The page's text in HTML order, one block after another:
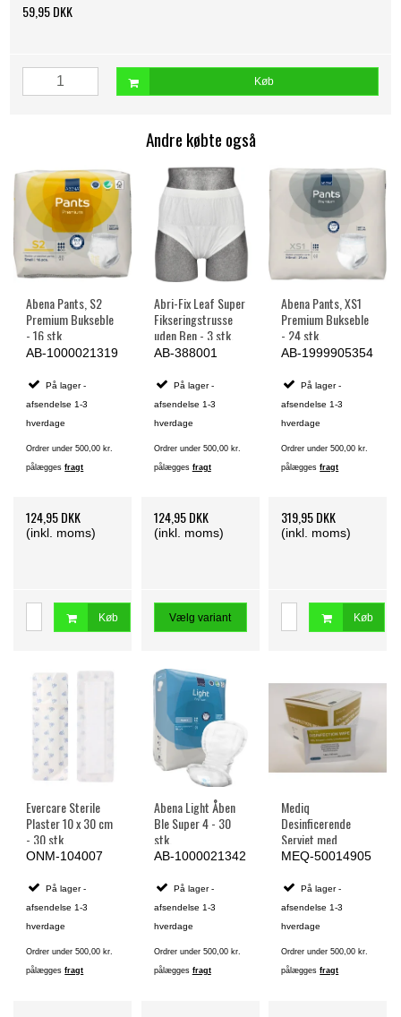
59,95 DKK
Køb
Andre købte også
Abena Pants, S2
Premium Bukseble
- 16 stk.
AB-1000021319
På lager -
afsendelse 1-3
hverdage
Ordrer under 500,00 kr.
pålæggesfragt
124,95 DKK
(inkl. moms)
Køb
Abri-Fix Leaf Super
Fikseringstrusse
uden Ben - 3 stk.
AB-388001
På lager -
afsendelse 1-3
hverdage
Ordrer under 500,00 kr.
pålægges fragt
124,95 DKK
(inkl. moms)
Vælg variant
Abena Pants, XS1
Premium Bukseble
- 24 stk.
AB-1999905354
På lager -
afsendelse 1-3
hverdage
Ordrer under 500,00 kr.
pålæggesfragt
319,95 DKK
(inkl. moms)
Køb
Evercare Sterile
Plaster 10 x 30 cm
- 30 stk.
ONM-104007
På lager -
afsendelse 1-3
hverdage
Ordrer under 500,00 kr.
pålæggesfragt
Abena Light Åben
Ble Super 4 - 30
stk.
AB-1000021342
På lager -
afsendelse 1-3
hverdage
Ordrer under 500,00 kr.
pålægges fragt
Mediq
Desinficerende
Serviet med
Ethanol og
x 19 cm. - 50 stk.
MEQ-50014905
På lager -
afsendelse 1-3
hverdage
Ordrer under 500,00 kr.
pålæggesfragt